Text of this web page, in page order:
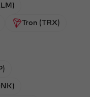
Tron (TRX)